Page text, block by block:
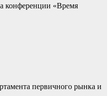
конференции «Время
первичного рынка и